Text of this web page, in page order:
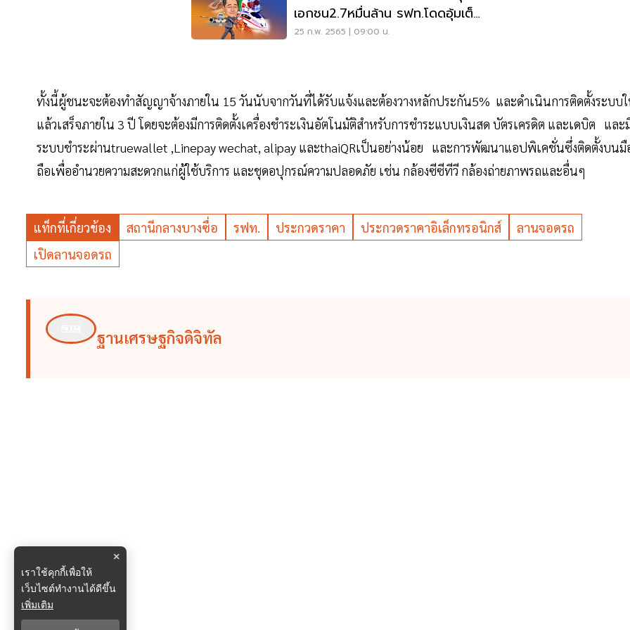
เอกชน2.7หมื่นล้าน รฟท.โดดอุ้มเต็ม
เหนี่ยว
25 ก.พ. 2565 | 09:00 น.
ทั้งนี้ผู้ชนะจะต้องทำสัญญาจ้างภายใน 15 วันนับจากวันที่ได้รับแจ้งและต้องวางหลักประกัน5% และดำเนินการติดตั้งระบบ
แล้วเสร็จภายใน 3 ปี โดยจะต้องมีการติดตั้งเครื่องชำระเงินอัตโนมัติสำหรับการชำระแบบเงินสด บัตรเครดิต และเดบิต และ
ระบบชำระผ่านtruewallet ,Linepay wechat, alipay และthaiQRเป็นอย่างน้อย และการพัฒนาแอปพิเคชั่นซึ่งติดตั้งบนมื
ถือเพื่ออำนวยความสะดวกแก่ผู้ใช้บริการ และชุดอปุกรณ์ความปลอดภัย เช่น กล้องซีซีทีวี กล้องถ่ายภาพรถและอื่นๆ
แท็กที่เกี่ยวข้อง สถานีกลางบางซื่อ รฟท. ประกวดราคา ประกวดราคาอิเล็กทรอนิกส์
ลานจอดรถ
เปิดลานจอดรถ
ฐานเศรษฐกิจดิจิทัล
×
เราใช้คุกกี้เพื่อให้
เว็บไซต์ทำงานได้ดีขึ้น
เพิ่มเติม